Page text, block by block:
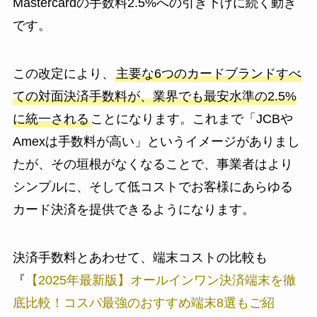
Mastercardの手数料2.5%への引き下げに続く動き
です。
この改定により、 主要な6つのカードブランドすべ
ての対面決済手数料が、業界でも最安水準の2.5%
に統一されることになります。これまで「JCBや
Amexは手数料が高い」というイメージがありまし
たが、その垣根がなくなることで、事業者はより
シンプルに、そして低コストでお客様にあらゆる
カード決済を提供できるようになります。
決済手数料とあわせて、端末コストの比較も
『 【2025年最新版】オールインワン決済端末を徹
底比較！コスパ最強のおすすめ端末8選もご紹